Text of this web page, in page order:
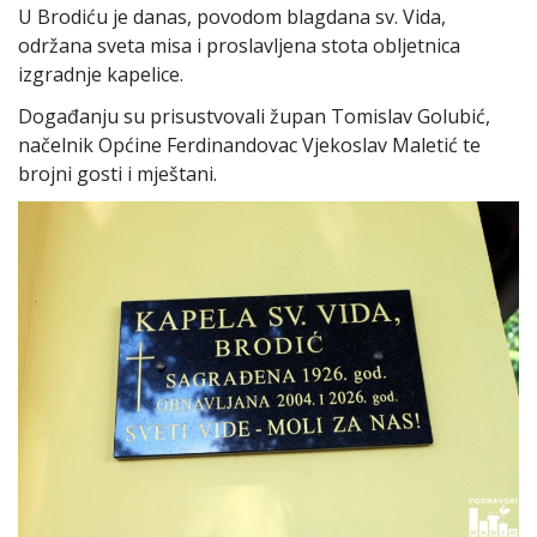
U Brodiću je danas, povodom blagdana sv. Vida,
održana sveta misa i proslavljena stota obljetnica
izgradnje kapelice.
Događanju su prisustvovali župan Tomislav Golubić,
načelnik Općine Ferdinandovac Vjekoslav Maletić te
brojni gosti i mještani.